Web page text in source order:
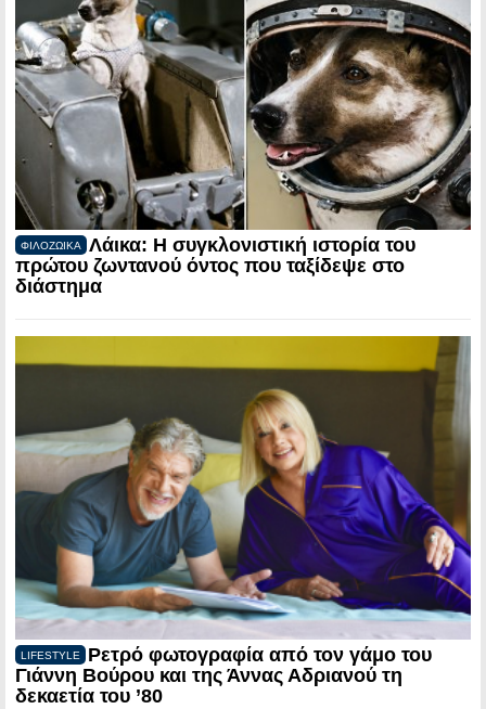
ΦΙΛΟΖΩΙΚΑ
Λάικα: Η συγκλονιστική ιστορία του
πρώτου ζωντανού όντος που ταξίδεψε στο
διάστημα
LIFESTYLE
Ρετρό φωτογραφία από τον γάμο του
Γιάννη Βούρου και της Άννας Αδριανού τη
δεκαετία του ’80